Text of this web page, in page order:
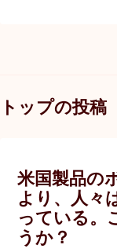
トップの投稿
米国製品の
より、人々
っている。
うか？